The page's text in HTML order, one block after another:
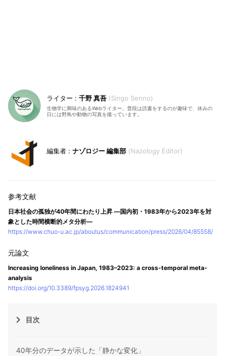
千野 真吾 Singo Senno
生物学に興味のあるWebライター。普段は読書をするのが趣味で、休みの
日には野鳥や動物の写真を撮っています。
ナゾロジー 編集部 Nazology Editor
日本社会の孤独が40年間にわたり上昇 ―国内初・1983年から2023年を対
象とした時間横断的メタ分析―
https://www.chuo-u.ac.jp/aboutus/communication/press/2026/04/85558/
Increasing loneliness in Japan, 1983–2023: a cross-temporal meta-
analysis
https://doi.org/10.3389/fpsyg.2026.1824941
目次
40年分のデータが示した「静かな変化」